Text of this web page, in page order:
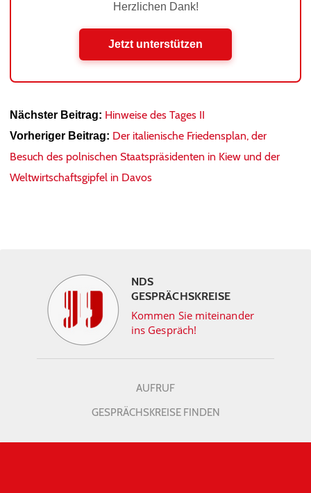
Herzlichen Dank!
Jetzt unterstützen
Nächster Beitrag: Hinweise des Tages II
Vorheriger Beitrag: Der italienische Friedensplan, der
Besuch des polnischen Staatspräsidenten in Kiew und der
Weltwirtschaftsgipfel in Davos
NDS
GESPRÄCHSKREISE
Kommen Sie miteinander
ins Gespräch!
AUFRUF
GESPRÄCHSKREISE FINDEN